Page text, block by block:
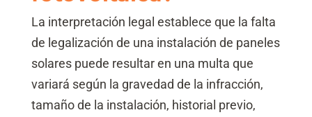
La interpretación legal establece que la falta
de legalización de una instalación de paneles
solares puede resultar en una multa que
variará según la gravedad de la infracción,
tamaño de la instalación, historial previo,